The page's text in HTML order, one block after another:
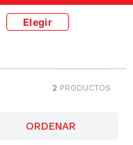
Elegir
2 PRODUCTOS